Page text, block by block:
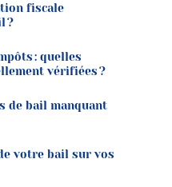
fiscale
?
: quelles
vérifiées ?
de bail manquant
votre bail sur vos